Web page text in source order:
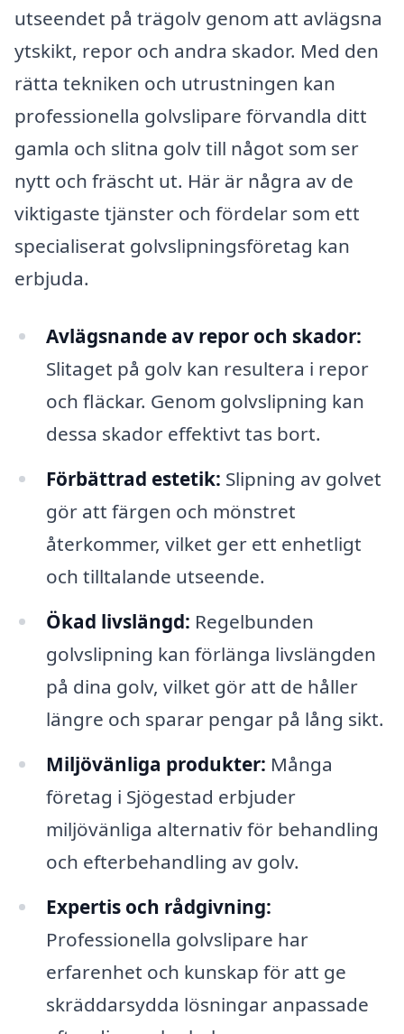
utseendet på trägolv genom att avlägsna
ytskikt, repor och andra skador. Med den
rätta tekniken och utrustningen kan
professionella golvslipare förvandla ditt
gamla och slitna golv till något som ser
nytt och fräscht ut. Här är några av de
viktigaste tjänster och fördelar som ett
specialiserat golvslipningsföretag kan
erbjuda.
Avlägsnande av repor och skador:
Slitaget på golv kan resultera i repor
och fläckar. Genom golvslipning kan
dessa skador effektivt tas bort.
Förbättrad estetik: Slipning av golvet
gör att färgen och mönstret
återkommer, vilket ger ett enhetligt
och tilltalande utseende.
Ökad livslängd: Regelbunden
golvslipning kan förlänga livslängden
på dina golv, vilket gör att de håller
längre och sparar pengar på lång sikt.
Miljövänliga produkter: Många
företag i Sjögestad erbjuder
miljövänliga alternativ för behandling
och efterbehandling av golv.
Expertis och rådgivning:
Professionella golvslipare har
erfarenhet och kunskap för att ge
skräddarsydda lösningar anpassade